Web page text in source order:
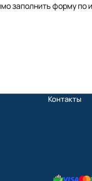
заполнить форму по
Контакты